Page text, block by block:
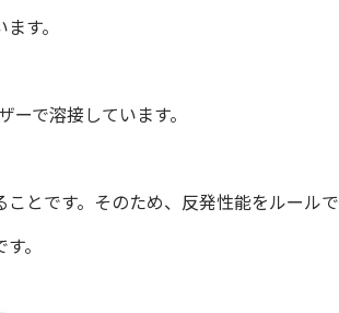
す。
で溶接しています。
とです。そのため、反発性能をルールで
。